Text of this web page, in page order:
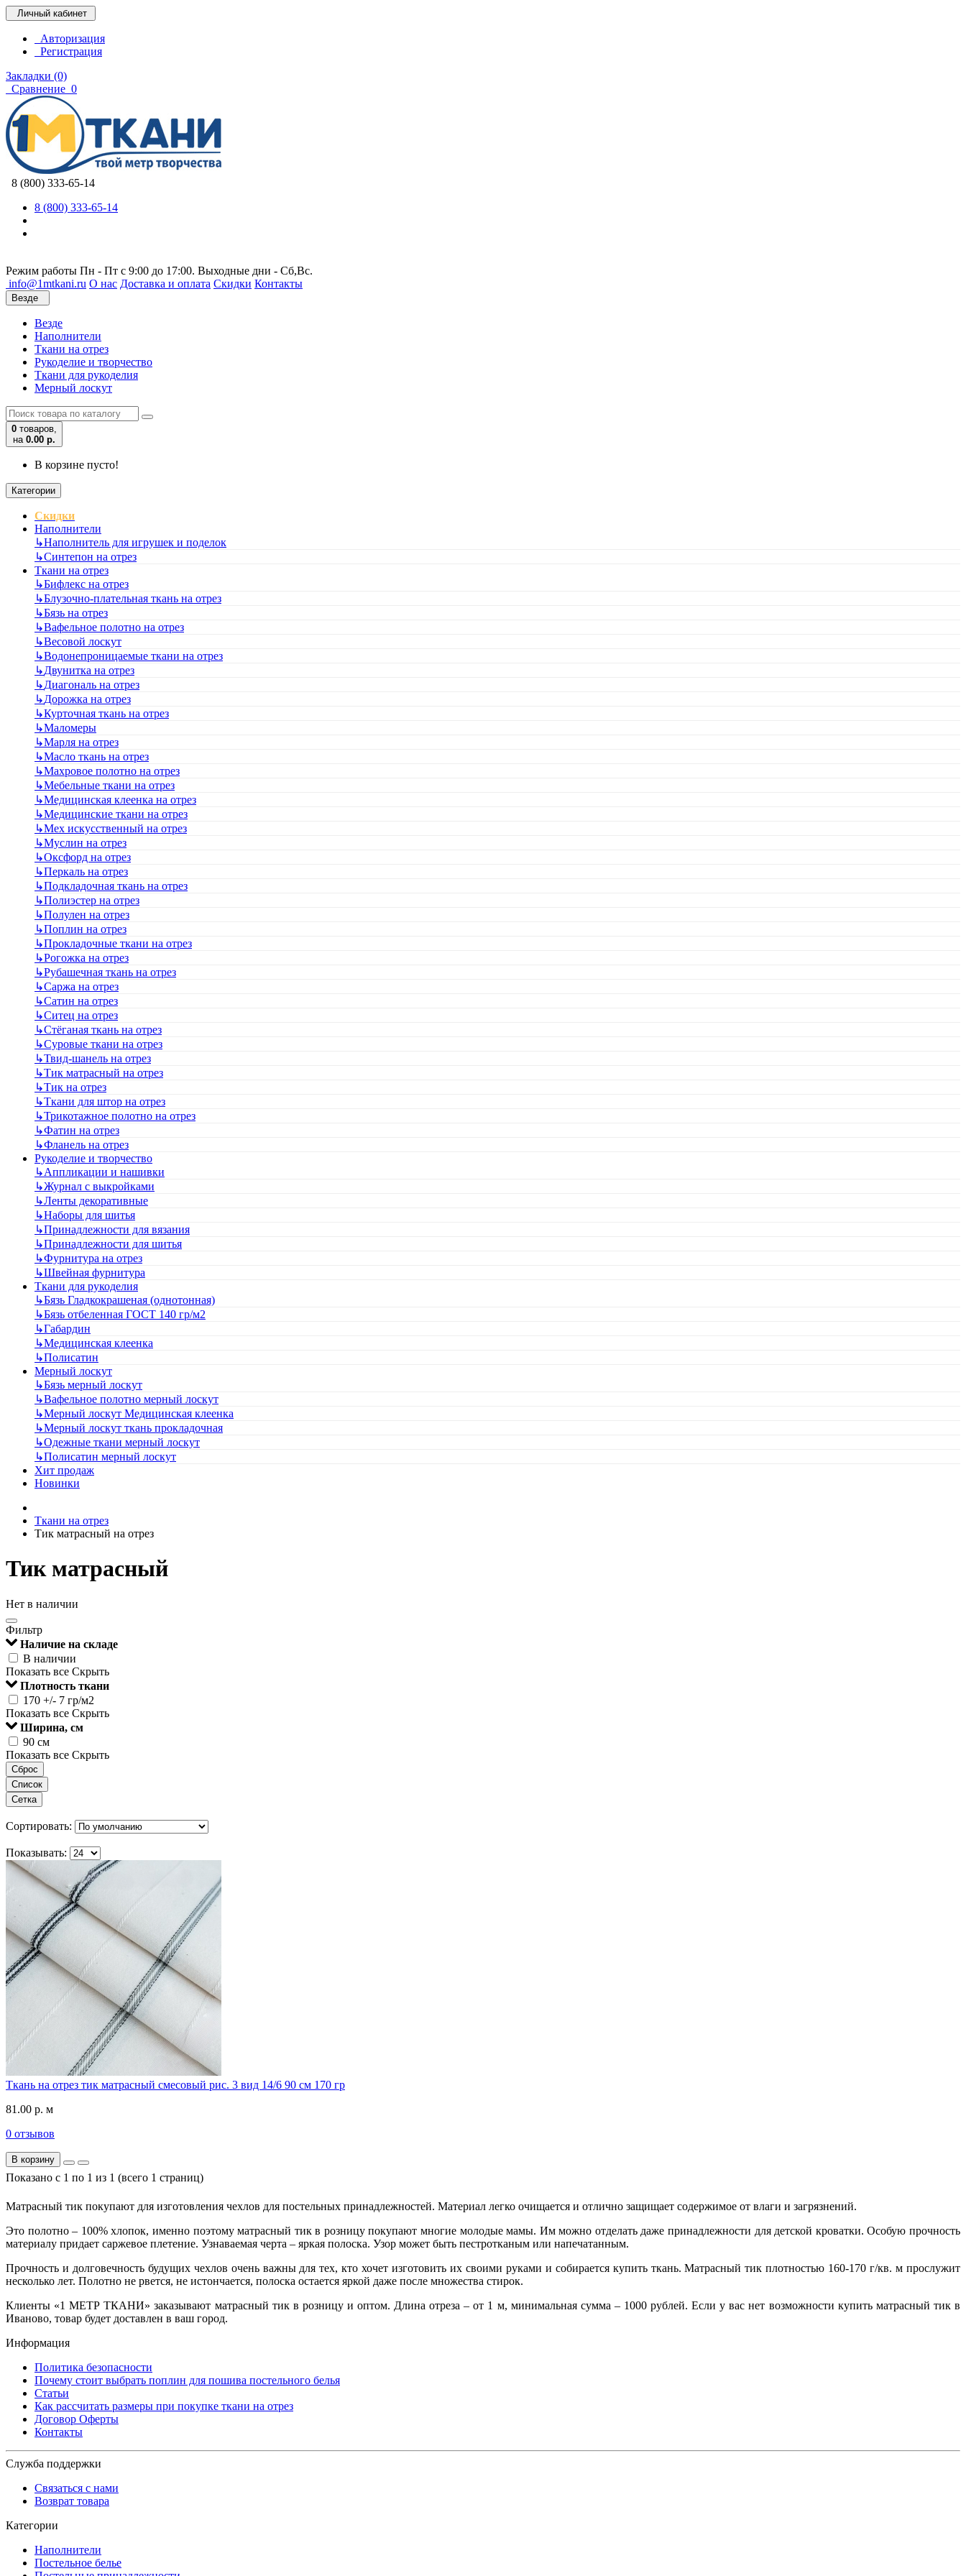
Личный кабинет
Авторизация
Регистрация
Закладки (0)
Сравнение 0
8 (800) 333-65-14
8 (800) 333-65-14
Режим работы Пн - Пт с 9:00 до 17:00. Выходные дни - Сб,Вс.
info@1mtkani.ru О нас Доставка и оплата Скидки Контакты
Везде
Везде
Наполнители
Ткани на отрез
Рукоделие и творчество
Ткани для рукоделия
Мерный лоскут
0 товаров,
на 0.00 р.
В корзине пусто!
Категории
Скидки
Наполнители
↳Наполнитель для игрушек и поделок
↳Синтепон на отрез
Ткани на отрез
↳Бифлекс на отрез
↳Блузочно-плательная ткань на отрез
↳Бязь на отрез
↳Вафельное полотно на отрез
↳Весовой лоскут
↳Водонепроницаемые ткани на отрез
↳Двунитка на отрез
↳Диагональ на отрез
↳Дорожка на отрез
↳Курточная ткань на отрез
↳Маломеры
↳Марля на отрез
↳Масло ткань на отрез
↳Махровое полотно на отрез
↳Мебельные ткани на отрез
↳Медицинская клеенка на отрез
↳Медицинские ткани на отрез
↳Мех искусственный на отрез
↳Муслин на отрез
↳Оксфорд на отрез
↳Перкаль на отрез
↳Подкладочная ткань на отрез
↳Полиэстер на отрез
↳Полулен на отрез
↳Поплин на отрез
↳Прокладочные ткани на отрез
↳Рогожка на отрез
↳Рубашечная ткань на отрез
↳Саржа на отрез
↳Сатин на отрез
↳Ситец на отрез
↳Стёганая ткань на отрез
↳Суровые ткани на отрез
↳Твид-шанель на отрез
↳Тик матрасный на отрез
↳Тик на отрез
↳Ткани для штор на отрез
↳Трикотажное полотно на отрез
↳Фатин на отрез
↳Фланель на отрез
Рукоделие и творчество
↳Аппликации и нашивки
↳Журнал с выкройками
↳Ленты декоративные
↳Наборы для шитья
↳Принадлежности для вязания
↳Принадлежности для шитья
↳Фурнитура на отрез
↳Швейная фурнитура
Ткани для рукоделия
↳Бязь Гладкокрашеная (однотонная)
↳Бязь отбеленная ГОСТ 140 гр/м2
↳Габардин
↳Медицинская клеенка
↳Полисатин
Мерный лоскут
↳Бязь мерный лоскут
↳Вафельное полотно мерный лоскут
↳Мерный лоскут Медицинская клеенка
↳Мерный лоскут ткань прокладочная
↳Одежные ткани мерный лоскут
↳Полисатин мерный лоскут
Хит продаж
Новинки
Ткани на отрез
Тик матрасный на отрез
Тик матрасный
Нет в наличии
Фильтр
Наличие на складе
В наличии
Показать все Скрыть
Плотность ткани
170 +/- 7 гр/м2
Показать все Скрыть
Ширина, см
90 см
Показать все Скрыть
Сброс
Список
Сетка
Сортировать:
Показывать:
Ткань на отрез тик матрасный смесовый рис. 3 вид 14/6 90 см 170 гр
81.00 р. м
0 отзывов
В корзину
Показано с 1 по 1 из 1 (всего 1 страниц)
Матрасный тик покупают для изготовления чехлов для постельных принадлежностей. Материал легко очищается и отлично защищает содержимое от влаги и загрязнений.
Это полотно – 100% хлопок, именно поэтому матрасный тик в розницу покупают многие молодые мамы. Им можно отделать даже принадлежности для детской кроватки. Особую прочность
материалу придает саржевое плетение. Узнаваемая черта – яркая полоска. Узор может быть пестротканым или напечатанным.
Прочность и долговечность будущих чехлов очень важны для тех, кто хочет изготовить их своими руками и собирается купить ткань. Матрасный тик плотностью 160-170 г/кв. м прослужит
несколько лет. Полотно не рвется, не истончается, полоска остается яркой даже после множества стирок.
Клиенты «1 МЕТР ТКАНИ» заказывают матрасный тик в розницу и оптом. Длина отреза – от 1 м, минимальная сумма – 1000 рублей. Если у вас нет возможности купить матрасный тик в
Иваново, товар будет доставлен в ваш город.
Информация
Политика безопасности
Почему стоит выбрать поплин для пошива постельного белья
Статьи
Как рассчитать размеры при покупке ткани на отрез
Договор Оферты
Контакты
Служба поддержки
Связаться с нами
Возврат товара
Категории
Наполнители
Постельное белье